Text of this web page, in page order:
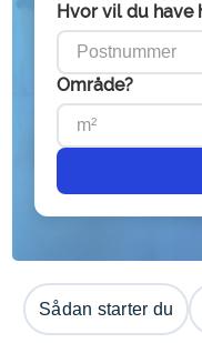
Hvor vil du have
Område?
Sådan starter du